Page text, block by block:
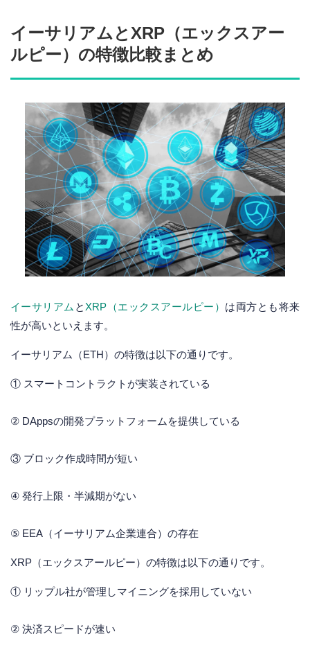
イーサリアムとXRP（エックスアー
ルピー）の特徴比較まとめ
イーサリアム とXRP（エックスアールピー） は両方とも将来
性が高いといえます。
イーサリアム（ETH）の特徴は以下の通りです。
① スマートコントラクトが実装されている
② DAppsの開発プラットフォームを提供している
③ ブロック作成時間が短い
④ 発行上限・半減期がない
⑤ EEA（イーサリアム企業連合）の存在
XRP（エックスアールピー）の特徴は以下の通りです。
① リップル社が管理しマイニングを採用していない
② 決済スピードが速い